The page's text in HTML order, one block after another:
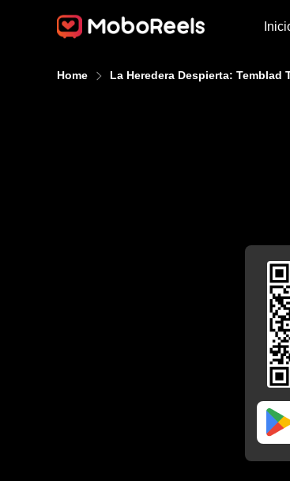
Home La Heredera Despierta: Temblad